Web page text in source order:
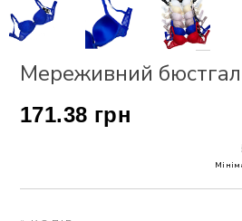
Мереживний
171.38 грн